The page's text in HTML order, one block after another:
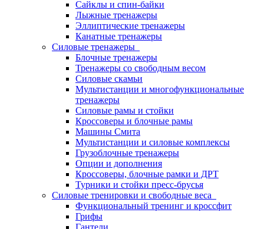
Сайклы и спин-байки
Лыжные тренажеры
Эллиптические тренажеры
Канатные тренажеры
Силовые тренажеры
Блочные тренажеры
Тренажеры со свободным весом
Силовые скамьи
Мультистанции и многофункциональные
тренажеры
Силовые рамы и стойки
Кроссоверы и блочные рамы
Машины Смита
Мультистанции и силовые комплексы
Грузоблочные тренажеры
Опции и дополнения
Кроссоверы, блочные рамки и ДРТ
Турники и стойки пресс-брусья
Силовые тренировки и свободные веса
Функциональный тренинг и кроссфит
Грифы
Гантели